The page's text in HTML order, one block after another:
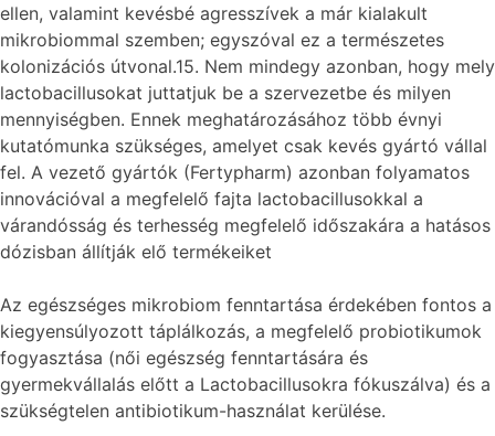
ellen, valamint kevésbé agresszívek a már kialakult
mikrobiommal szemben; egyszóval ez a természetes
kolonizációs útvonal.15. Nem mindegy azonban, hogy mely
lactobacillusokat juttatjuk be a szervezetbe és milyen
mennyiségben. Ennek meghatározásához több évnyi
kutatómunka szükséges, amelyet csak kevés gyártó vállal
fel. A vezető gyártók (Fertypharm) azonban folyamatos
innovációval a megfelelő fajta lactobacillusokkal a
várandósság és terhesség megfelelő időszakára a hatásos
dózisban állítják elő termékeiket
Az egészséges mikrobiom fenntartása érdekében fontos a
kiegyensúlyozott táplálkozás, a megfelelő probiotikumok
fogyasztása (női egészség fenntartására és
gyermekvállalás előtt a Lactobacillusokra fókuszálva) és a
szükségtelen antibiotikum-használat kerülése.